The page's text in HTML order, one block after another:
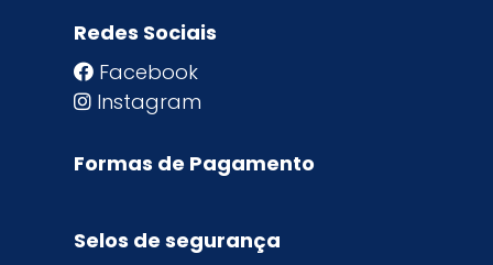
Redes Sociais
Facebook
Instagram
Formas de Pagamento
Selos de segurança